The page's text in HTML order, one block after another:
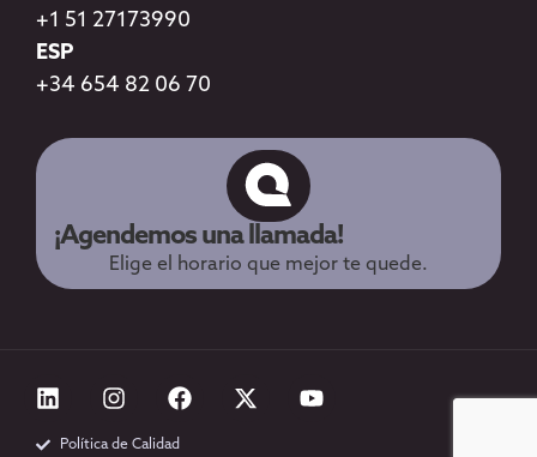
+1 51 27173990
ESP
+34 654 82 06 70
¡Agendemos una llamada!
Elige el horario que mejor te quede.
Política de Calidad